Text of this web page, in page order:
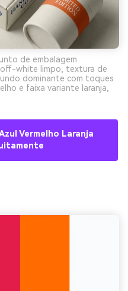
de embalagem
white limpo, textura de
dominante com toques
e faixa variante laranja,
Vermelho Laranja